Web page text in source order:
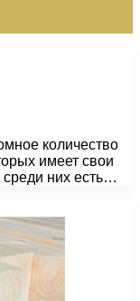
количество
имеет свои
них есть…